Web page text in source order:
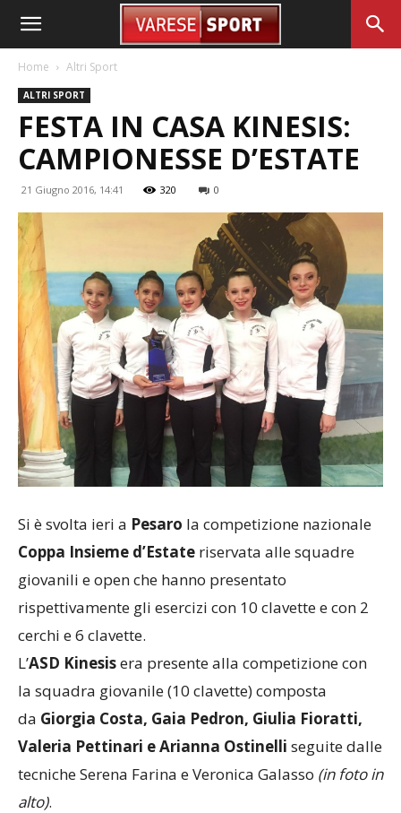
Home Altri Sport
ALTRI SPORT
FESTA IN CASA KINESIS:
CAMPIONESSE D’ESTATE
21 Giugno 2016, 14:41 320 0
Si è svolta ieri a Pesaro la competizione nazionale
Coppa Insieme d’Estate riservata alle squadre
giovanili e open che hanno presentato
rispettivamente gli esercizi con 10 clavette e con 2
cerchi e 6 clavette.
L’ASD Kinesisera presente alla competizione con
la squadra giovanile (10 clavette) composta
da Giorgia Costa, Gaia Pedron, Giulia Fioratti,
Valeria Pettinari e Arianna Ostinelli seguite dalle
tecniche Serena Farina e Veronica Galasso (in foto in
alto).